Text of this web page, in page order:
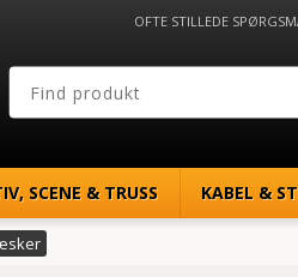
OFTE STILLEDE
SCENE & TRUSS KABEL &